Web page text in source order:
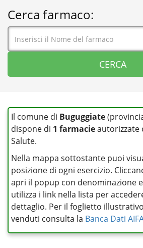
Cerca farmaco:
Il comune di Buguggiate
dispone di 1 farmacieautorizzate
Salute.
Nella mappa sottostante puoi
posizione di ogni esercizio.
apri il popup con denominazione
utilizza i link nella lista per
dettaglio. Per il foglietto
venduti consulta la Banca Dati